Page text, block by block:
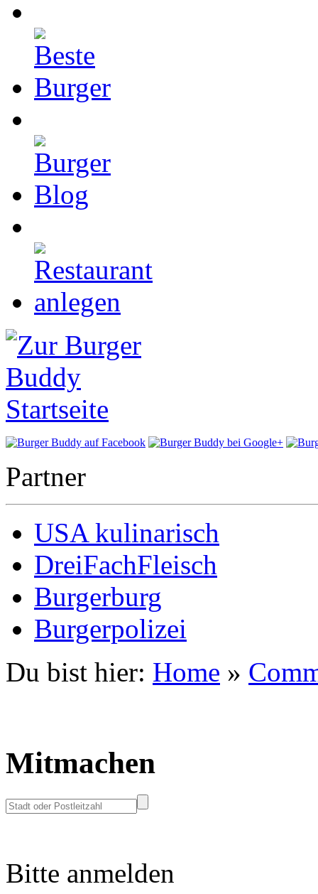
Partner
USA kulinarisch
DreiFachFleisch
Burgerburg
Burgerpolizei
Du bist hier: Home »
Mitmachen
Bitte anmelden